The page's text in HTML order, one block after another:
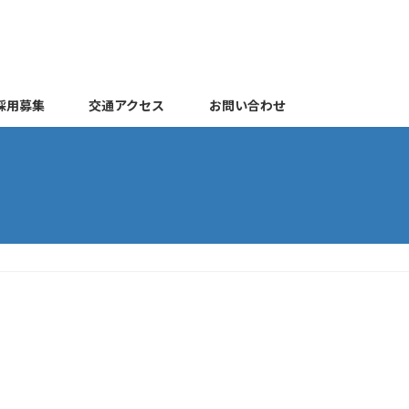
用募集 交通アクセス お問い合わせ